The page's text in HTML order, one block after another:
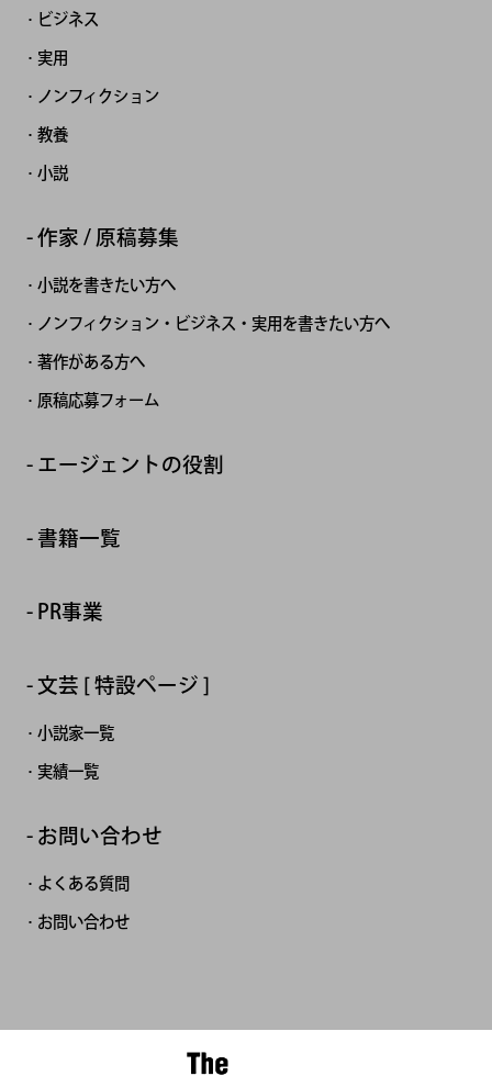
ビジネス
実用
ノンフィクション
教養
小説
作家 / 原稿募集
小説を書きたい方へ
ノンフィクション・ビジネス・実用を書きたい方へ
著作がある方へ
原稿応募フォーム
エージェントの役割
書籍一覧
PR事業
文芸 [ 特設ページ ]
小説家一覧
実績一覧
お問い合わせ
よくある質問
お問い合わせ